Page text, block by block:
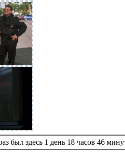
был здесь 1 день 18 часов 46